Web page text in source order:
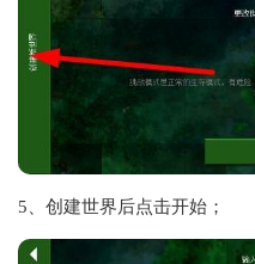
5、创建世界后点击开始；